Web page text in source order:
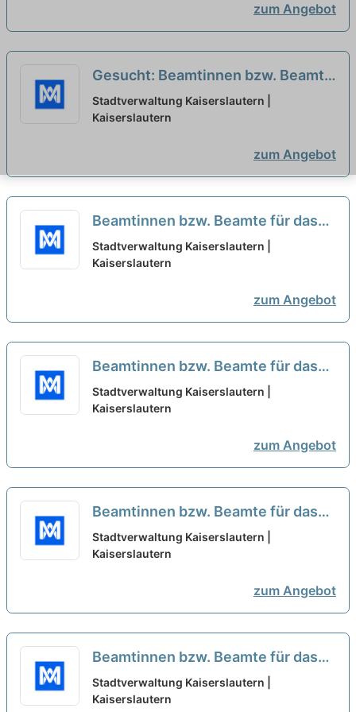
Brandmeisterinnen bzw.
Brandmeister (m/w/d)
zum Angebot
Gesucht: Beamtinnen bzw. Beamte
für das zweite Einstiegsamt der
Laufbahn Polizei und Feuerwehr -
neu
Stadtverwaltung Kaiserslautern |
Kaiserslautern
zum Angebot
Beamtinnen bzw. Beamte für das
zweite Einstiegsamt der Laufbahn
Polizei und Feuerwehr -
Brandmeister (m/w/d) gesucht neu
Stadtverwaltung Kaiserslautern |
Kaiserslautern
zum Angebot
Beamtinnen bzw. Beamte für das
zweite Einstiegsamt der Laufbahn
Polizei und Feuerwehr -
neu
Stadtverwaltung Kaiserslautern |
Kaiserslautern
zum Angebot
Beamtinnen bzw. Beamte für das
zweite Einstiegsamt der Laufbahn
Polizei und Feuerwehr -
Brandmeister (m/w/d) -
Stadtverwaltung Kaiserslautern
Stadtverwaltung Kaiserslautern |
Kaiserslautern
zum Angebot
Beamtinnen bzw. Beamte für das
zweite Einstiegsamt der Laufbahn
Polizei und Feuerwehr -
Stadtverwaltung Kaiserslautern |
Kaiserslautern